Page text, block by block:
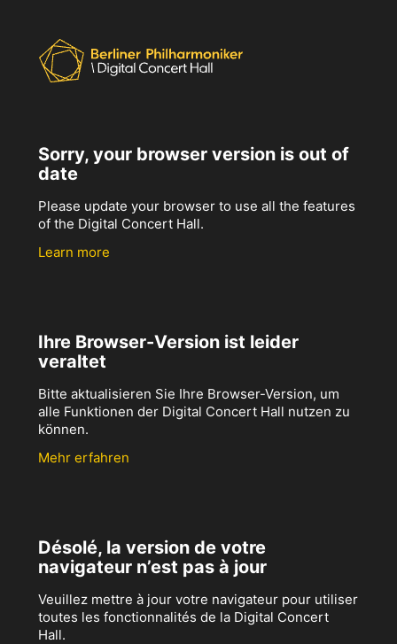
Sorry, your browser version is out of
date
Please update your browser to use all the features
of the Digital Concert Hall.
Learn more
Ihre Browser-Version ist leider
veraltet
Bitte aktualisieren Sie Ihre Browser-Version, um
alle Funktionen der Digital Concert Hall nutzen zu
können.
Mehr erfahren
Désolé, la version de votre
navigateur n’est pas à jour
Veuillez mettre à jour votre navigateur pour utiliser
toutes les fonctionnalités de la Digital Concert
Hall.